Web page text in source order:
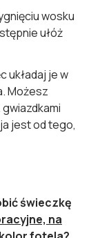
wosku
ułóż
układaj je w
Możesz
jest od tego,
świeczkę
na